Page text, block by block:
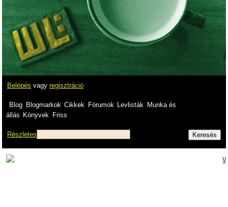
Belépés vagy regisztráció
Blog Blogmarkok Cikkek Fórumok Levlisták
Munka és
állás Könyvek Friss
Részletes